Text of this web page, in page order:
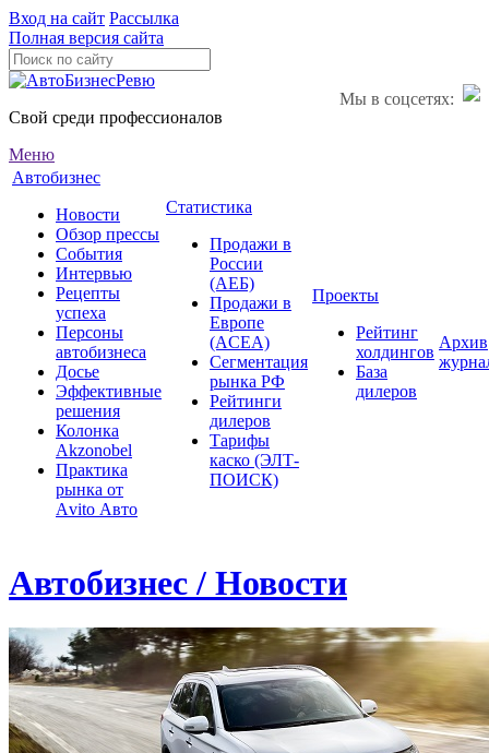
Вход на сайт Рассылка
Полная версия сайта
Мы в соцсетях:
Свой среди профессионалов
Меню
Автобизнес
Новости
Обзор прессы
События
Интервью
Рецепты
успеха
Персоны
автобизнеса
Досье
Эффективные
решения
Колонка
Akzonobel
Практика
рынка от
Аvito Авто
Статистика
Продажи в
России
(АЕБ)
Продажи в
Европе
(ACEA)
Сегментация
рынка РФ
Рейтинги
дилеров
Тарифы
каско (ЭЛТ-
ПОИСК)
Проекты
Рейтинг
холдингов
База
дилеров
Архив
Автобизнес / Новости